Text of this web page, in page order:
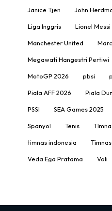
Janice Tjen John
Liga Inggris Lionel Messi
Manchester United
Megawati Hangestri Pertiwi
MotoGP 2026 pbsi
Piala AFF 2026 Piala
PSSI SEA Games 2025
Spanyol Tenis
timnas indonesia
Veda Ega Pratama Voli